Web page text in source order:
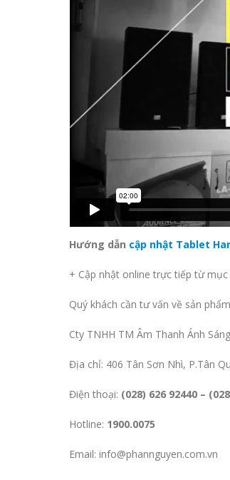
Hướng dẫn cập nhật Tablet
+ Cập nhật online trực tiếp từ
Quý khách cần tư vấn về sản
Cty TNHH TM Âm Thanh Ánh
Địa chỉ: 406 Tân Sơn Nhì, P.Tân
Điện thoại: (028) 626 92440 –
Hotline: 1900.0075
Email: info@phannguyen.com.vn